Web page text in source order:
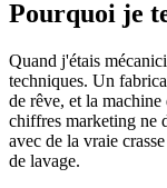
Pourquoi je
Quand j'étais
techniques. Un
de rêve, et la
chiffres marketing ne
avec de la vraie
de lavage.